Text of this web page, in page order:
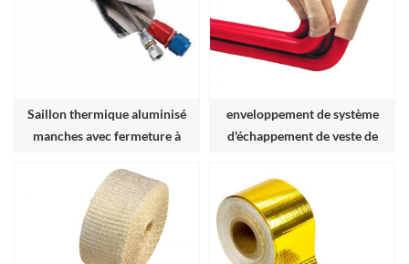
Saillon thermique aluminisé
manches avec fermeture à
enveloppement de système
d'échappement de veste de